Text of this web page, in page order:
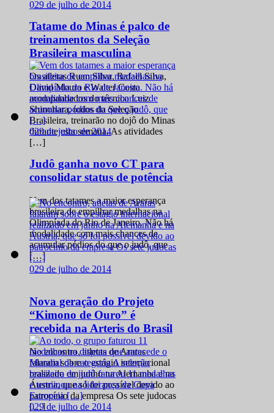
029 de julho de 2014
Tatame do Minas é palco de
treinamentos da Seleção
Brasileira masculina
Os atletas Ruan Silva, Rafael Silva,
David Moura e Walter Costa
acompanhados do técnico Luiz
Shinohara, todos da Seleção
Brasileira, treinarão no dojô do Minas
durante esta semana. As atividades
[…]
029 de julho de 2014
Judô ganha novo CT para
consolidar status de potência
Vem dos tatames a maior esperança
brasileira de empilhar medalhas na
Olimpíada do Rio de Janeiro. Não há
modalidade com mais chances de
acumular pódios do que o judô, que
[…]
029 de julho de 2014
Nova geração do Projeto
“Kimono de Ouro” é
recebida na Arteris do Brasil
No encontro, atletas de Araras
falaram sobre o estágio internacional
realizado em junho na Alemanha e na
Áustria, que só foi possível devido ao
patrocínio da empresa Os sete judocas
[…]
029 de julho de 2014